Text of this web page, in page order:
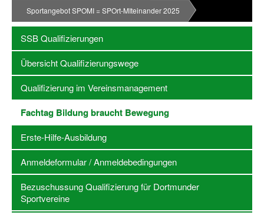
Termine
Sportabzeichen
Downloadbereich
Newsletter Anmeldung
Stellenangebote SSB Dortmund
Vereine
Vereinssuche
Übungsleiterbörse
Sportanlagen in Dortmund
Olympiabewerbung
Sportangebot SPOMI = SPOrt-MIteinander 2025
SSB Qualifizierungen
Übersicht Qualifizierungswege
Qualifizierung im Vereinsmanagement
Fachtag Bildung braucht Bewegung
Erste-Hilfe-Ausbildung
Anmeldeformular / Anmeldebedingungen
Bezuschussung Qualifizierung für Dortmunder
Sportvereine